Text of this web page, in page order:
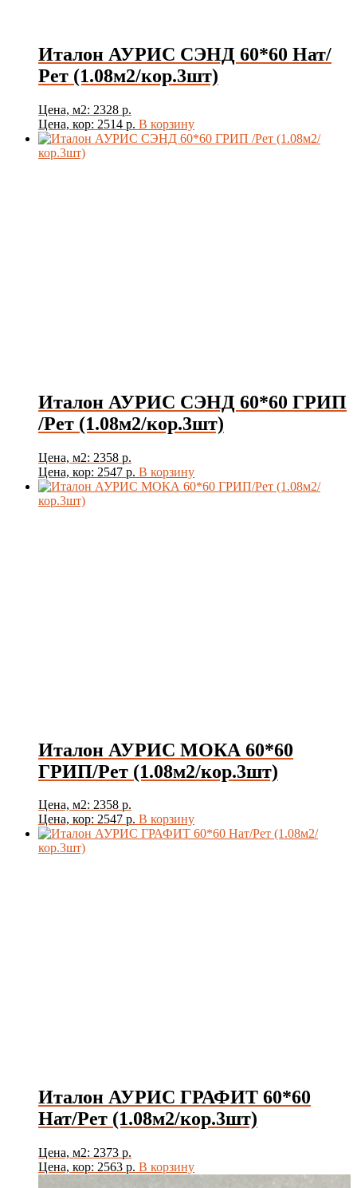
Италон АУРИС СЭНД 60*60 Нат/
Рет (1.08м2/кор.3шт)
Цена, м2: 2328 р.
Цена, кор: 2514 р. В корзину
Италон АУРИС СЭНД 60*60 ГРИП
/Рет (1.08м2/кор.3шт)
Цена, м2: 2358 р.
Цена, кор: 2547 р. В корзину
Италон АУРИС МОКА 60*60
ГРИП/Рет (1.08м2/кор.3шт)
Цена, м2: 2358 р.
Цена, кор: 2547 р. В корзину
Италон АУРИС ГРАФИТ 60*60
Нат/Рет (1.08м2/кор.3шт)
Цена, м2: 2373 р.
Цена, кор: 2563 р. В корзину